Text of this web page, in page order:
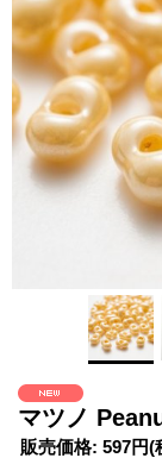
マツノ
販売価格: 597円(